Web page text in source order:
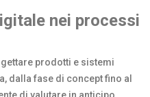
nei processi
prodotti e sistemi
dalla fase di concept fino al